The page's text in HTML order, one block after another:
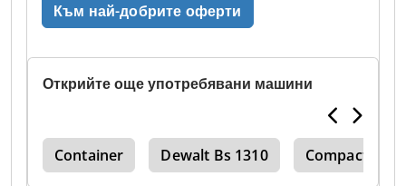
Към най-добрите оферти
Открийте още употребявани машини
Container Dewalt Bs 1310 Compact